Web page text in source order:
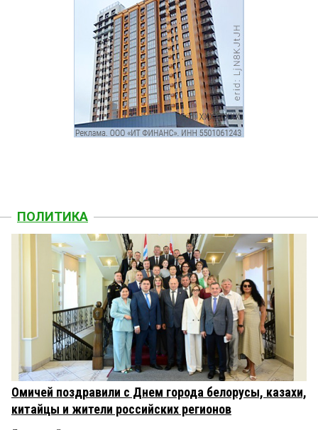
ПОЛИТИКА
Омичей поздравили с Днем города белорусы, казахи,
китайцы и жители российских регионов